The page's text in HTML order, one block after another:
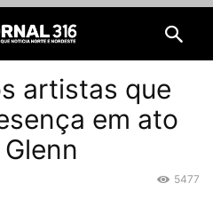
artistas que
em ato
5477